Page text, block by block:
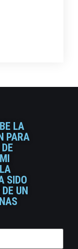
LA
PARA
SIDO
UN